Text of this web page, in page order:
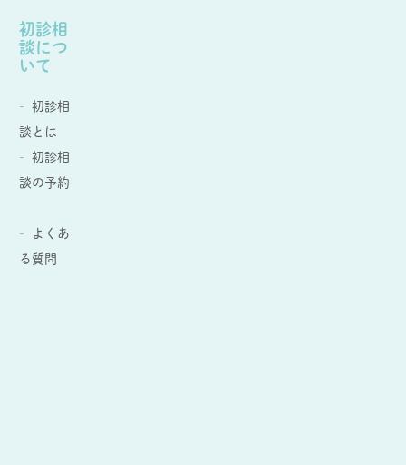
初診相
談につ
いて
初診相
談とは
初診相
談の予約
よくあ
る質問